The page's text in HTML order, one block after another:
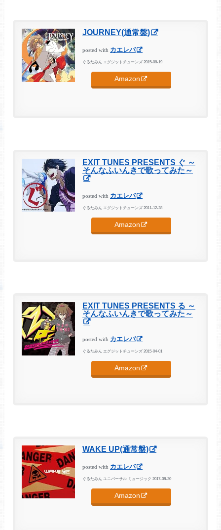
JOURNEY(通常盤)
posted with カエレバ
ぐるたみん エグジットチューンズ 2015-08-19
Amazon
EXIT TUNES PRESENTS ぐ ～
そんなふいんきで歌ってみた～
posted with カエレバ
ぐるたみん エグジットチューンズ 2011-12-28
Amazon
EXIT TUNES PRESENTS る ～
そんなふいんきで歌ってみた～
posted with カエレバ
ぐるたみん エグジットチューンズ 2015-04-01
Amazon
WAKE UP(通常盤)
posted with カエレバ
ぐるたみん ユニバーサル ミュージック 2017-08-30
Amazon